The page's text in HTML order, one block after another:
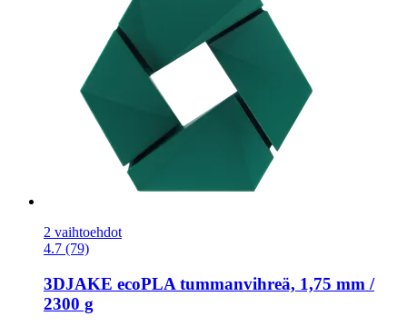
2 vaihtoehdot
4.7 (79)
3DJAKE ecoPLA tummanvihreä, 1,75 mm /
2300 g